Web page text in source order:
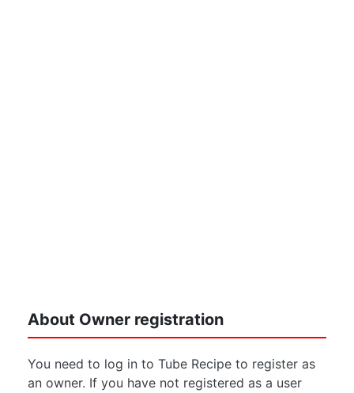
About Owner registration
You need to log in to Tube Recipe to register as
an owner. If you have not registered as a user